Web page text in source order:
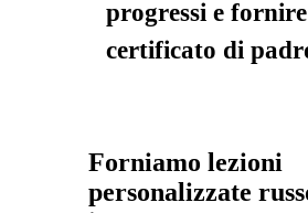
progressi e fornire
certificato di
Forniamo lezioni
personalizzate